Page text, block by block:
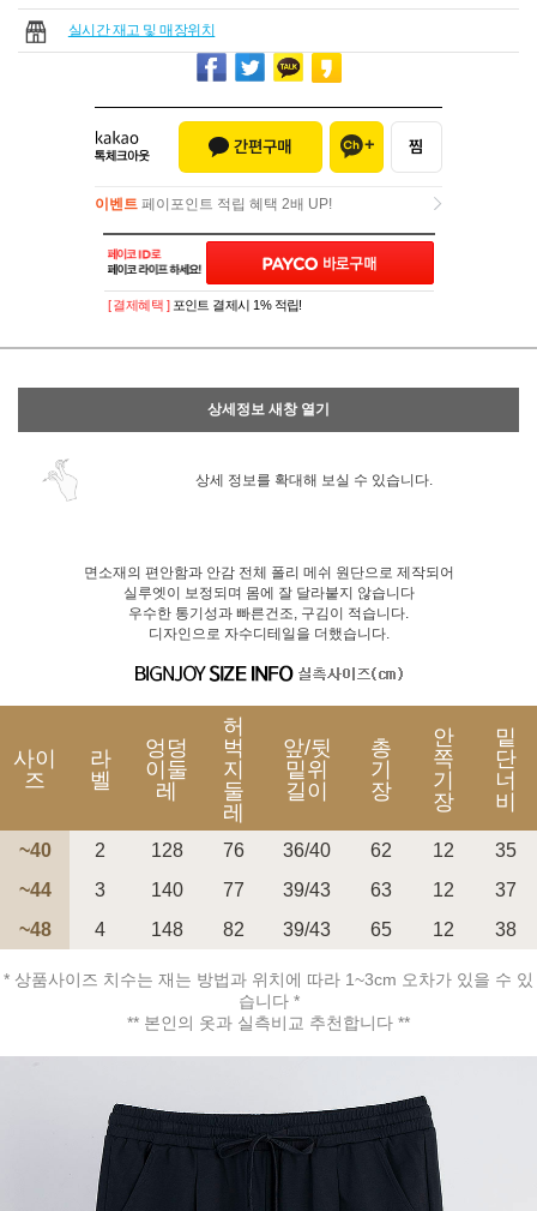
실시간 재고 및 매장위치
이벤트 페이포인트 적립 혜택 2배 UP!
이벤트페이포인트 적립 혜택 2배 UP!
페이코 ID로 페
PAYCO 바로구매
[ 결제혜택 ] 포인트 결제시 1% 적립!
상세정보 새창 열기
상세 정보를 확대해 보실 수 있습니다.
면소재의 편안함과 안감 전체 폴리 메쉬 원단으로 제작되어
실루엣이 보정되며 몸에 잘 달라붙지 않습니다
우수한 통기성과 빠른건조, 구김이 적습니다.
디자인으로 자수디테일을 더했습니다.
사이
즈
라
벨
엉덩
이둘
레
허
벅
지
둘
레
앞/뒷
밑위
길이
총
기
장
안
쪽
기
장
밑
단
너
비
~40 2 128 76 36/40 62 12
35
~44
3 140 77 39/43 63 12
37
~48
4 148 82 39/43 65 12 38
* 상품사이즈 치수는 재는 방법과 위치에 따라 1~3cm 오차가 있을 수 있
습니다 *
** 본인의 옷과 실측비교 추천합니다 **